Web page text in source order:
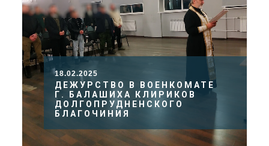
18.02.2025
ДЕЖУРСТВО В ВОЕНКОМАТЕ
Г. БАЛАШИХА КЛИРИКОВ
ДОЛГОПРУДНЕНСКОГО
БЛАГОЧИНИЯ